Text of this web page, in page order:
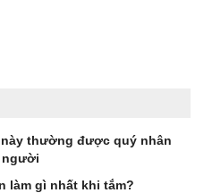
thường được quý nhân
người
làm gì nhất khi tắm?